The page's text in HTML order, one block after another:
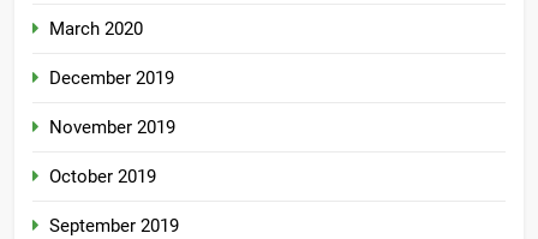
March 2020
December 2019
November 2019
October 2019
September 2019